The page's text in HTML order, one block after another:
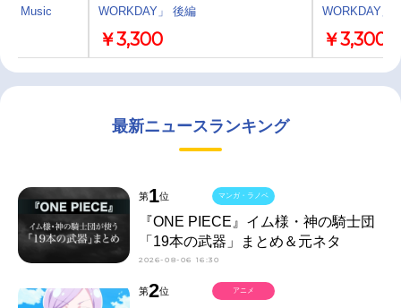
Music
WORKDAY」 後編
￥3,300
WORKDAY」
￥3,300
最新ニュースランキング
第1位
『ONE PIECE』イム様・神の騎士団
「19本の武器」まとめ＆元ネタ
2026-08-06 16:30
マンガ・ラノベ
第2位 アニメ